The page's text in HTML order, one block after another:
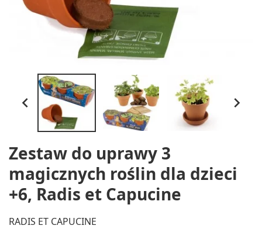
 
Zestaw do uprawy 3
magicznych roślin dla dzieci
+6, Radis et Capucine
RADIS ET CAPUCINE